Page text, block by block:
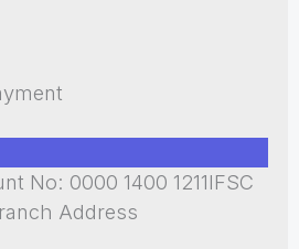
No: 0000 1400 1211IFSC
Address